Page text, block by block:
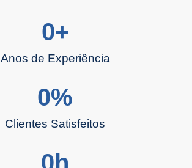
Anos de Experiência
0+
Clientes Satisfeitos
0%
0h